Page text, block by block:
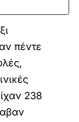
πέντε
238